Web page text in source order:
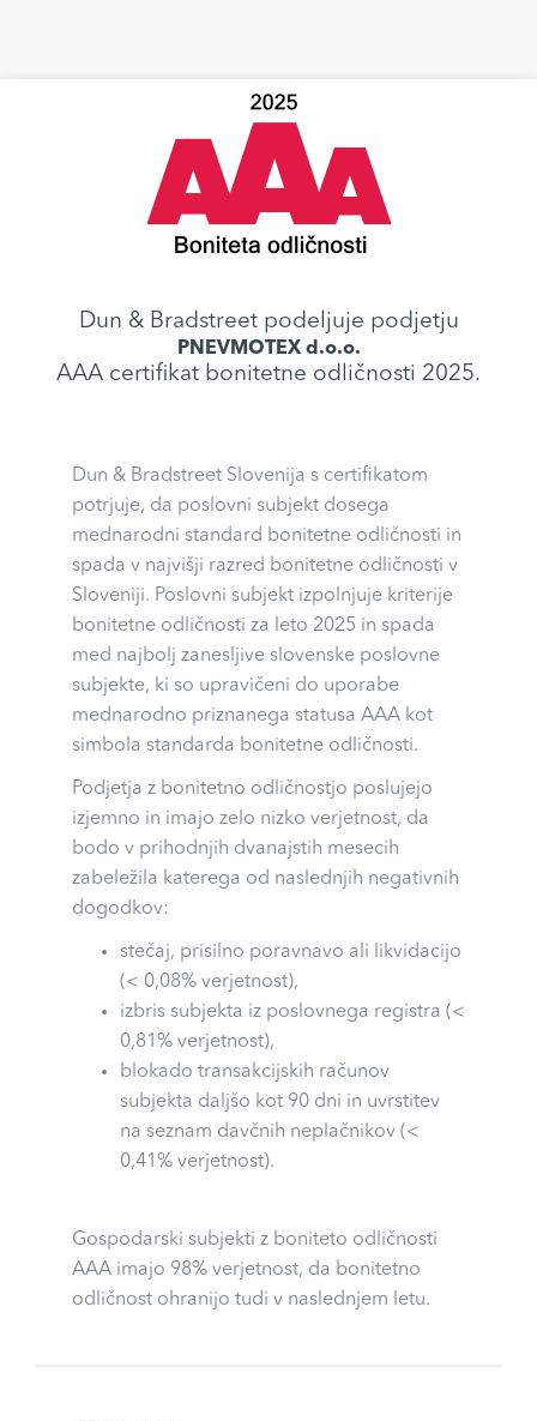
Dun & Bradstreet podeljuje podjetju
PNEVMOTEX d.o.o.
AAA certifikat bonitetne odličnosti 2025.
Dun & Bradstreet Slovenija s certifikatom
potrjuje, da poslovni subjekt dosega
mednarodni standard bonitetne odličnosti in
spada v najvišji razred bonitetne odličnosti v
Sloveniji. Poslovni subjekt izpolnjuje kriterije
bonitetne odličnosti za leto 2025 in spada
med najbolj zanesljive slovenske poslovne
subjekte, ki so upravičeni do uporabe
mednarodno priznanega statusa AAA kot
simbola standarda bonitetne odličnosti.
Podjetja z bonitetno odličnostjo poslujejo
izjemno in imajo zelo nizko verjetnost, da
bodo v prihodnjih dvanajstih mesecih
zabeležila katerega od naslednjih negativnih
dogodkov:
stečaj, prisilno poravnavo ali likvidacijo
(< 0,08% verjetnost),
izbris subjekta iz poslovnega registra (<
0,81% verjetnost),
blokado transakcijskih računov
subjekta daljšo kot 90 dni in uvrstitev
na seznam davčnih neplačnikov (<
0,41% verjetnost).
Gospodarski subjekti z boniteto odličnosti
AAA imajo 98% verjetnost, da bonitetno
odličnost ohranijo tudi v naslednjem letu.